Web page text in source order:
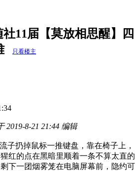
11届【莫放相思醒】四
只看楼主
2019-8-21 21:44 编辑
子扔掉鼠标一推键盘，靠在椅子上，
红的点在黑暗里顺着一条不算太直的
下一团烟雾笼在电脑屏幕前，隐约可